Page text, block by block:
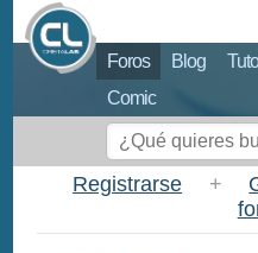
Foros Blog
Comic
Registrarse +